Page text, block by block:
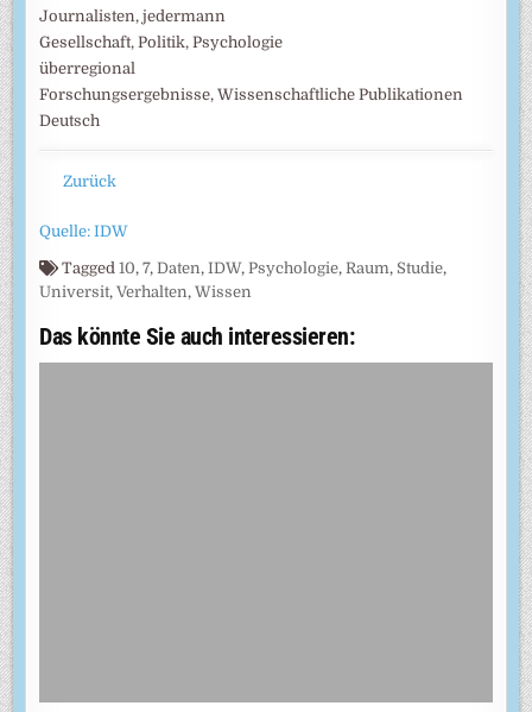
Journalisten, jedermann
Gesellschaft, Politik, Psychologie
überregional
Forschungsergebnisse, Wissenschaftliche Publikationen
Deutsch
Zurück
Quelle: IDW
Tagged10,7, Daten,IDW, Psychologie, Raum, Studie,
Universit,Verhalten,Wissen
Das könnte Sie auch interessieren: